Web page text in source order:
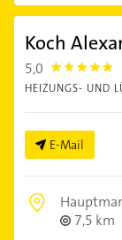
Koch
5,0 5.0
HEIZUNGS- UND
E-Mail
7,5 km